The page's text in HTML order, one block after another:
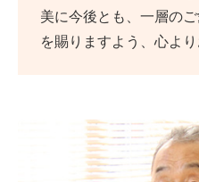
美に今後とも、一層の
を賜りますよう、心よ